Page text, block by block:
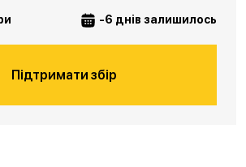
-6 днів залишилось
Підтримати збір